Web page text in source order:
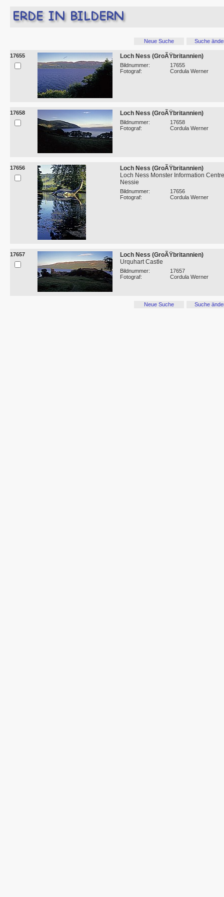
Neue Suche Suche
17655 Loch Ness (GroÃŸbritannien)
Bildnummer:
17655
Fotograf:
Cordula Werner
17658 Loch Ness (GroÃŸbritannien)
Bildnummer:
17658
Fotograf:
Cordula Werner
17656
Loch Ness (GroÃŸbritannien)
Loch Ness Monster Information
Nessie
Bildnummer:
17656
Fotograf:
Cordula Werner
17657
Loch Ness (GroÃŸbritannien)
Urquhart Castle
Bildnummer:
17657
Fotograf:
Cordula Werner
Neue Suche Suche